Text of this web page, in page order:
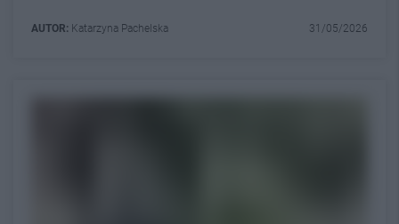
AUTOR: Katarzyna Pachelska 31/05/2026